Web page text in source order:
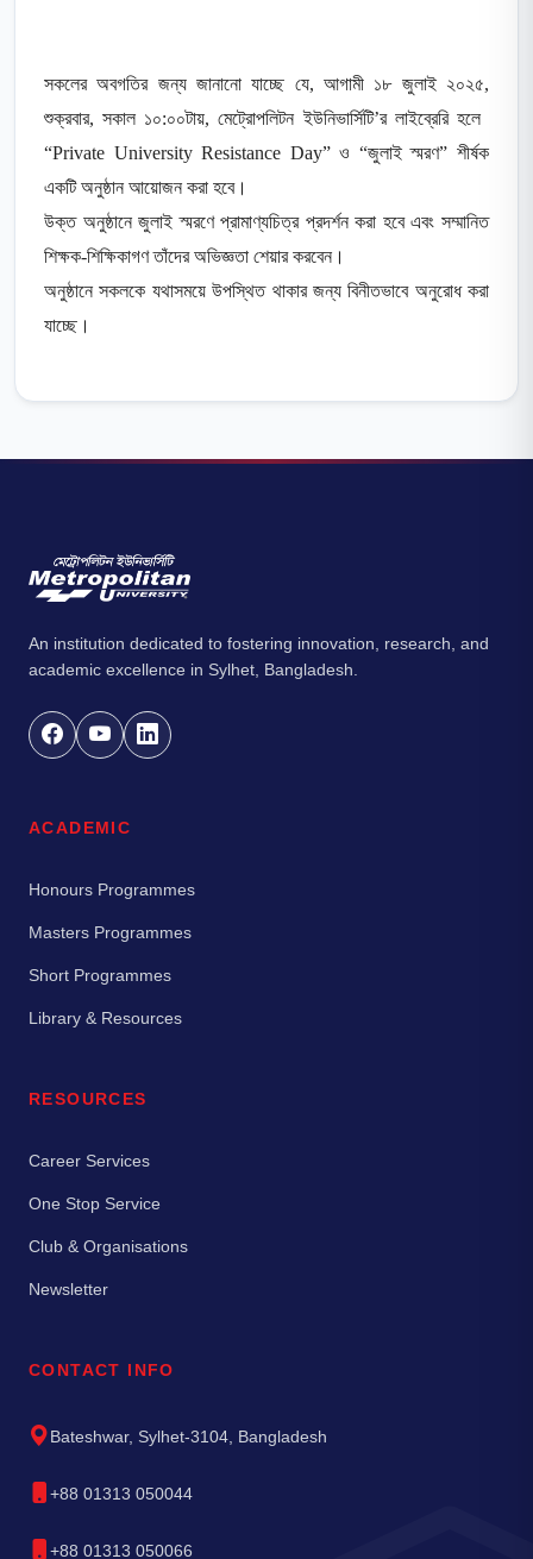
সকলের অবগতির জন্য জানানো যাচ্ছে যে, আগামী ১৮ জুলাই ২০২৫,
শুক্রবার, সকাল ১০:০০টায়, মেট্রোপলিটন ইউনিভার্সিটি’র লাইব্রেরি হলে ‌
“Private University Resistance Day” ও “জুলাই স্মরণ” শীর্ষক
একটি অনুষ্ঠান আয়োজন করা হবে।
উক্ত অনুষ্ঠানেজুলাই স্মরণেপ্রামাণ্যচিত্র প্রদর্শন করা হবে এবং সম্মানিত
শিক্ষক-শিক্ষিকাগণ তাঁদের অভিজ্ঞতা শেয়ারকরবেন।
অনুষ্ঠানে সকলকে যথাসময়ে উপস্থিত থাকার জন্য বিনীতভাবে অনুরোধ করা
যাচ্ছে।
An institution dedicated to fostering innovation, research, and
academic excellence in Sylhet, Bangladesh.
ACADEMIC
Honours Programmes
Masters Programmes
Short Programmes
Library & Resources
RESOURCES
Career Services
One Stop Service
Club & Organisations
Newsletter
CONTACT INFO
Bateshwar, Sylhet-3104, Bangladesh
+88 01313 050044
+88 01313 050066